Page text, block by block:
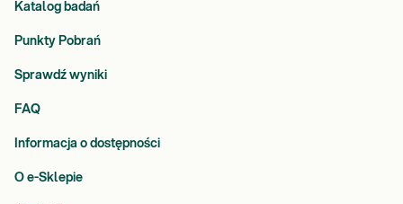
Katalog badań
Punkty Pobrań
Sprawdź wyniki
FAQ
Informacja o dostępności
O e-Sklepie